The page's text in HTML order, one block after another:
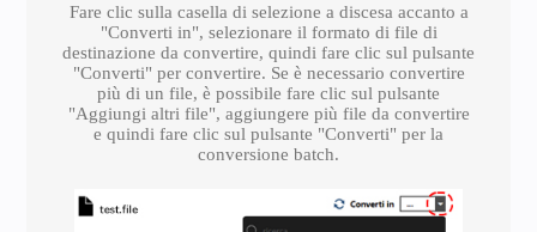
Fare clic sulla casella di selezione a discesa accanto a
"Converti in", selezionare il formato di file di
destinazione da convertire, quindi fare clic sul pulsante
"Converti" per convertire. Se è necessario convertire
più di un file, è possibile fare clic sul pulsante
"Aggiungi altri file", aggiungere più file da convertire
e quindi fare clic sul pulsante "Converti" per la
conversione batch.